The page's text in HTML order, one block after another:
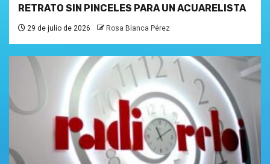
RETRATO SIN PINCELES PARA UN ACUARELISTA
29 de julio de 2026 Rosa Blanca Pérez